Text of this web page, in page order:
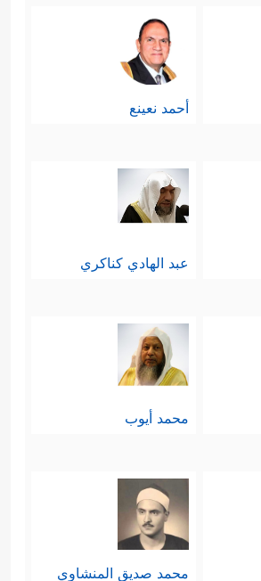
أحمد نعينع
عبد الهادي كناكري
محمد أيوب
محمد صديق المنشاوي